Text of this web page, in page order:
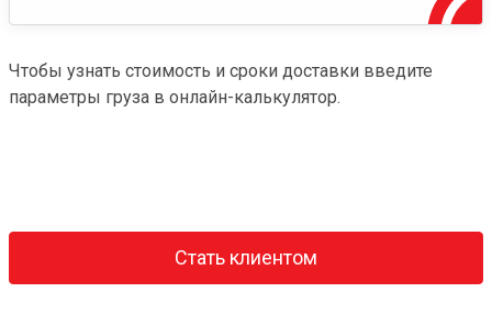
Чтобы узнать стоимость и сроки доставки введите
параметры груза в онлайн-калькулятор.
Стать клиентом